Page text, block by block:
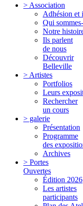
> Association
Adhésion et
Qui
Notre
Ils parlent
de nous
Découvrir
Belleville
> Artistes
Portfolios
Leurs
Rechercher
un cours
> galerie
Présentation
Programme
des
Archives
> Portes
Ouvertes
Édition 2026
Les artistes
participants